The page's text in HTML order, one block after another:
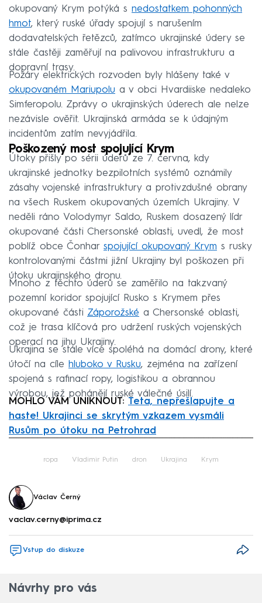
okupovaný Krym potýká s nedostatkem pohonných
hmot, který ruské úřady spojují s narušením
dodavatelských řetězců, zatímco ukrajinské údery se
stále častěji zaměřují na palivovou infrastrukturu a
dopravní trasy.
Požáry elektrických rozvoden byly hlášeny také v
okupovaném Mariupolu a v obci Hvardiiske nedaleko
Simferopolu. Zprávy o ukrajinských úderech ale nelze
nezávisle ověřit. Ukrajinská armáda se k údajným
incidentům zatím nevyjádřila.
Poškozený most spojující Krym
Útoky přišly po sérii úderů ze 7. června, kdy
ukrajinské jednotky bezpilotních systémů oznámily
zásahy vojenské infrastruktury a protivzdušné obrany
na všech Ruskem okupovaných územích Ukrajiny. V
neděli ráno Volodymyr Saldo, Ruskem dosazený lídr
okupované části Chersonské oblasti, uvedl, že most
poblíž obce Čonhar spojující okupovaný Krym s rusky
kontrolovanými částmi jižní Ukrajiny byl poškozen při
útoku ukrajinského dronu.
Mnoho z těchto úderů se zaměřilo na takzvaný
pozemní koridor spojující Rusko s Krymem přes
okupované části Záporožské a Chersonské oblasti,
což je trasa klíčová pro udržení ruských vojenských
operací na jihu Ukrajiny.
Ukrajina se stále více spoléhá na domácí drony, které
útočí na cíle hluboko v Rusku, zejména na zařízení
spojená s rafinací ropy, logistikou a obrannou
výrobou, jež pohánějí ruské válečné úsilí.
MOHLO VÁM UNIKNOUT: Teta, nepřešlapujte a
haste! Ukrajinci se skrytým vzkazem vysmáli
Rusům po útoku na Petrohrad
ropa Vladimir Putin dron Ukrajina Krym
Václav Černý
vaclav.cerny@iprima.cz
Vstup do diskuze
Návrhy pro vás